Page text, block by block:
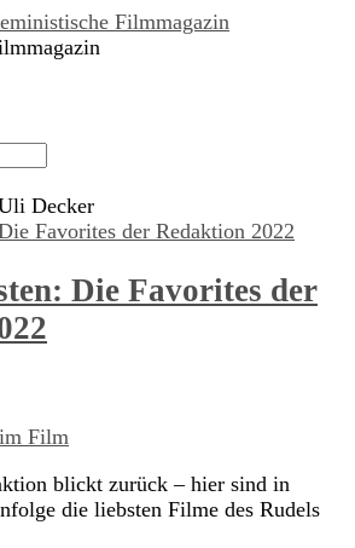
Decker
Die Favorites der
Film
blickt zurück – hier sind in
die liebsten Filme des Rudels